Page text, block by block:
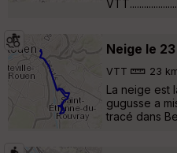
Neige le
VTT 23
La neige est
gugusse a
tracé dans